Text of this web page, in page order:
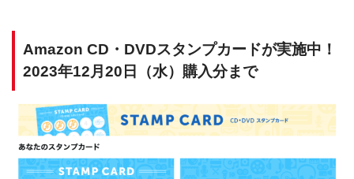
Amazon CD・DVDスタンプカードが実施中！
2023年12月20日（水）購入分まで